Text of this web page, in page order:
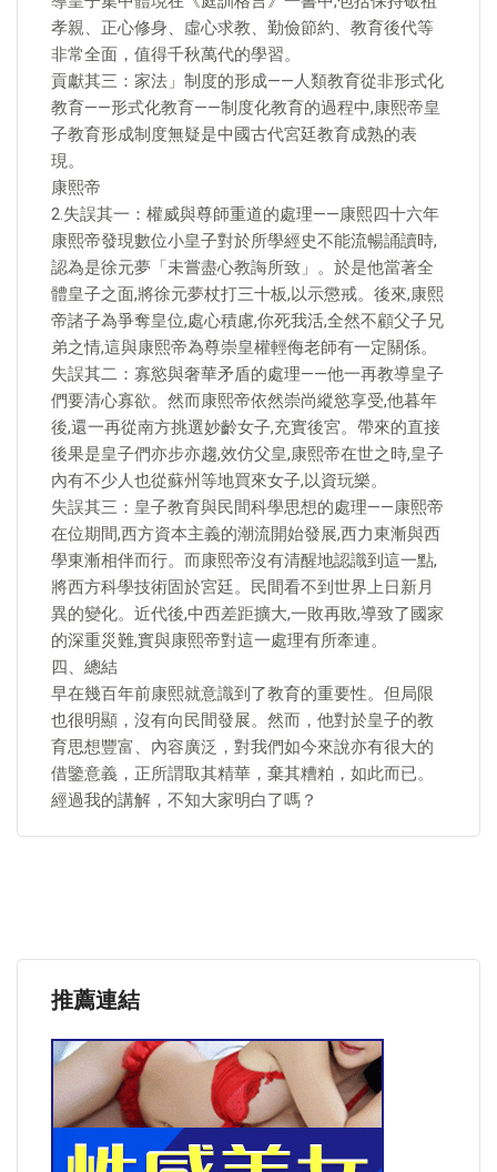
孝親、正心修身、虛心求教、勤儉節約、教育後代等
非常全面，值得千秋萬代的學習。
貢獻其三：家法」制度的形成——人類教育從非形式化
教育——形式化教育——制度化教育的過程中,康熙帝皇
子教育形成制度無疑是中國古代宮廷教育成熟的表
現。
康熙帝
2.失誤其一：權威與尊師重道的處理——康熙四十六年
康熙帝發現數位小皇子對於所學經史不能流暢誦讀時,
認為是徐元夢「未嘗盡心教誨所致」。於是他當著全
體皇子之面,將徐元夢杖打三十板,以示懲戒。後來,康熙
帝諸子為爭奪皇位,處心積慮,你死我活,全然不顧父子兄
弟之情,這與康熙帝為尊崇皇權輕侮老師有一定關係。
失誤其二：寡慾與奢華矛盾的處理——他一再教導皇子
們要清心寡欲。然而康熙帝依然崇尚縱慾享受,他暮年
後,還一再從南方挑選妙齡女子,充實後宮。帶來的直接
後果是皇子們亦步亦趨,效仿父皇,康熙帝在世之時,皇子
內有不少人也從蘇州等地買來女子,以資玩樂。
失誤其三：皇子教育與民間科學思想的處理——康熙帝
在位期間,西方資本主義的潮流開始發展,西力東漸與西
學東漸相伴而行。而康熙帝沒有清醒地認識到這一點,
將西方科學技術固於宮廷。民間看不到世界上日新月
異的變化。近代後,中西差距擴大,一敗再敗,導致了國家
的深重災難,實與康熙帝對這一處理有所牽連。
四、總結
早在幾百年前康熙就意識到了教育的重要性。但局限
也很明顯，沒有向民間發展。然而，他對於皇子的教
育思想豐富、內容廣泛，對我們如今來說亦有很大的
借鑒意義，正所謂取其精華，棄其糟粕，如此而已。
經過我的講解，不知大家明白了嗎？
推薦連結